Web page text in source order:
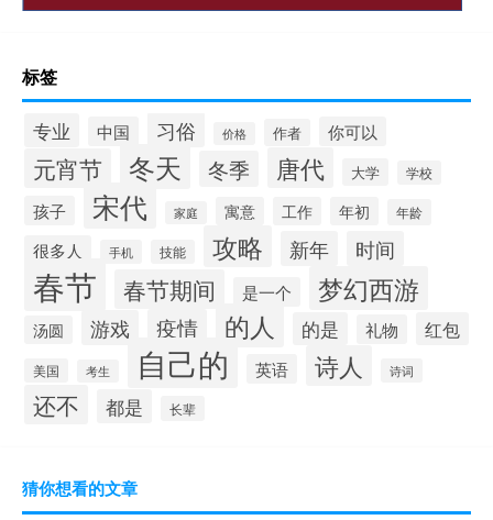
标签
专业 中国 习俗 价格 作者 你可以
元宵节 冬天 冬季 唐代 大学 学校
孩子 宋代 家庭 寓意 工作 年初 年龄
很多人 手机 技能 攻略 新年 时间
春节 春节期间 是一个 梦幻西游
汤圆 游戏 疫情 的人 的是 礼物 红包
美国 考生 自己的 英语 诗人 诗词
还不 都是 长辈
猜你想看的文章